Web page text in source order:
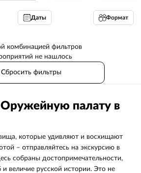
Даты Формат
комбинацией фильтров
не нашлось
Сбросить фильтры
палату в
которые удивляют и восхищают
– отправляйтесь на экскурсию в
собраны достопримечательности,
величие русской истории. Это не